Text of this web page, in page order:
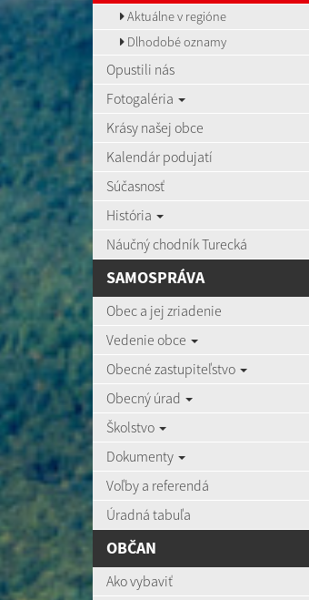
Aktuálne v regióne
Dlhodobé oznamy
Opustili nás
Fotogaléria
Krásy našej obce
Kalendár podujatí
Súčasnosť
História
Náučný chodník Turecká
SAMOSPRÁVA
Obec a jej zriadenie
Vedenie obce
Obecné zastupiteľstvo
Obecný úrad
Školstvo
Dokumenty
Voľby a referendá
Úradná tabuľa
OBČAN
Ako vybaviť